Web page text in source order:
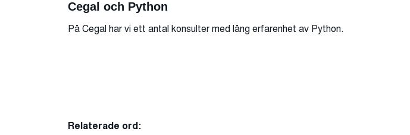
Cegal och Python
På Cegal har vi ett antal konsulter med lång erfarenhet av Python.
Relaterade ord: